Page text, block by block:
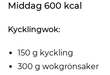
Middag 600 kcal
Kycklingwok:
150 g kyckling
300 g wokgrönsaker